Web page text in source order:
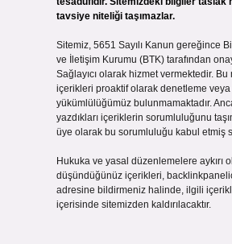
tavsiye niteliği taşımazlar.
Sitemiz, 5651 Sayılı Kanun gereğince
ve İletişim Kurumu (BTK) tarafından
Sağlayıcı olarak hizmet vermektedir.
içerikleri proaktif olarak denetleme veya
yükümlülüğümüz bulunmamaktadır.
yazdıkları içeriklerin sorumluluğunu
üye olarak bu sorumluluğu kabul etmiş
Hukuka ve yasal düzenlemelere aykırı
düşündüğünüz içerikleri,
adresine bildirmeniz halinde, ilgili
içerisinde sitemizden kaldırılacaktır.